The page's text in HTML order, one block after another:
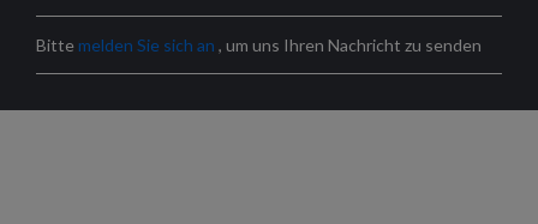
Bitte melden Sie sich an , um uns Ihren Nachricht zu senden